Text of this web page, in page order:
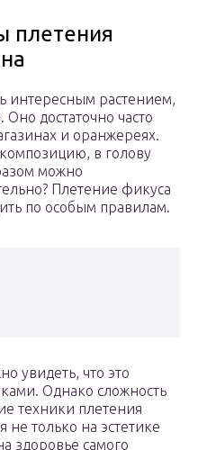
плетения
интересным растением,
достаточно часто
и оранжереях.
в голову
можно
Плетение фикуса
по особым правилам.
увидеть, что это
Однако сложность
техники плетения
не только на эстетике
здоровье самого